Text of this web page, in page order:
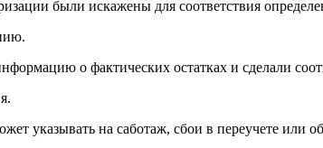
были искажены для соответствия
о фактических остатках и сделали
указывать на саботаж, сбои в переучете или